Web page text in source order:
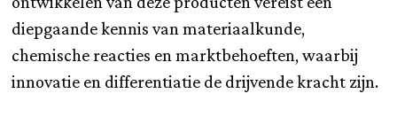
diepgaande kennis van materiaalkunde,
chemische reacties en marktbehoeften, waarbij
innovatie en differentiatie de drijvende kracht zijn.